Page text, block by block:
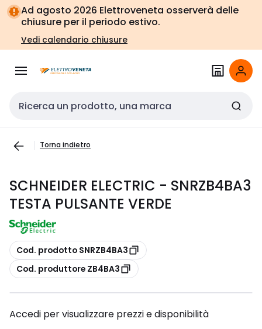
Vai alla
navigazione
Vai
alla
pagina
Ad agosto 2026 Elettroveneta osserverà delle
chiusure per il periodo estivo.
Vedi calendario chiusure
Cerca input
Torna indietro
SCHNEIDER ELECTRIC - SNRZB4BA3
TESTA PULSANTE VERDE
copia
Cod. prodotto SNRZB4BA3
copia
Cod. produttore ZB4BA3
Accedi per visualizzare prezzi e disponibilità